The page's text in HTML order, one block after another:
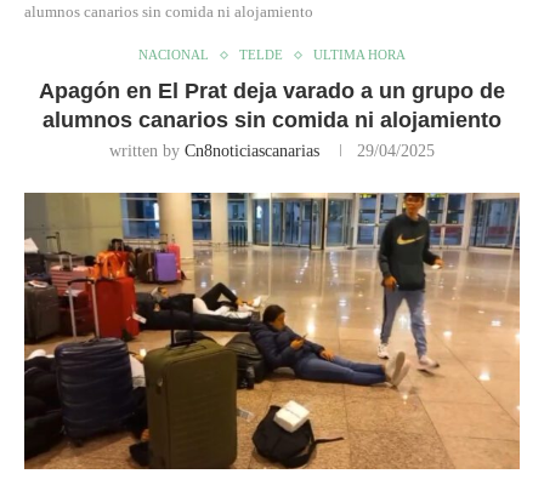
alumnos canarios sin comida ni alojamiento
NACIONAL TELDE ULTIMA HORA
Apagón en El Prat deja varado a un grupo de
alumnos canarios sin comida ni alojamiento
written by Cn8noticiascanarias 29/04/2025